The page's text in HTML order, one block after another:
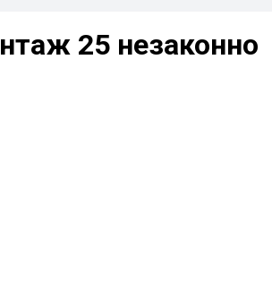
25 незаконно